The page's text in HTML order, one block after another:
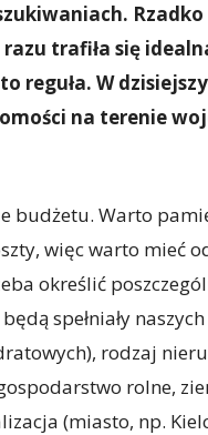
trafiła się
reguła. W
na terenie
budżetu. Warto
więc warto mieć
określić
spełniały
rodzaj
rolne,
(miasto, np.